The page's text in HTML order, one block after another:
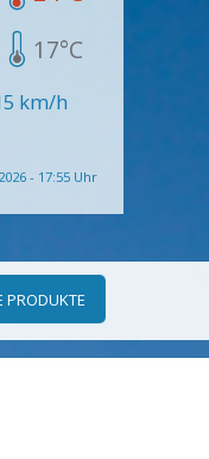
17°C
km/h
- 17:55 Uhr
PRODUKTE